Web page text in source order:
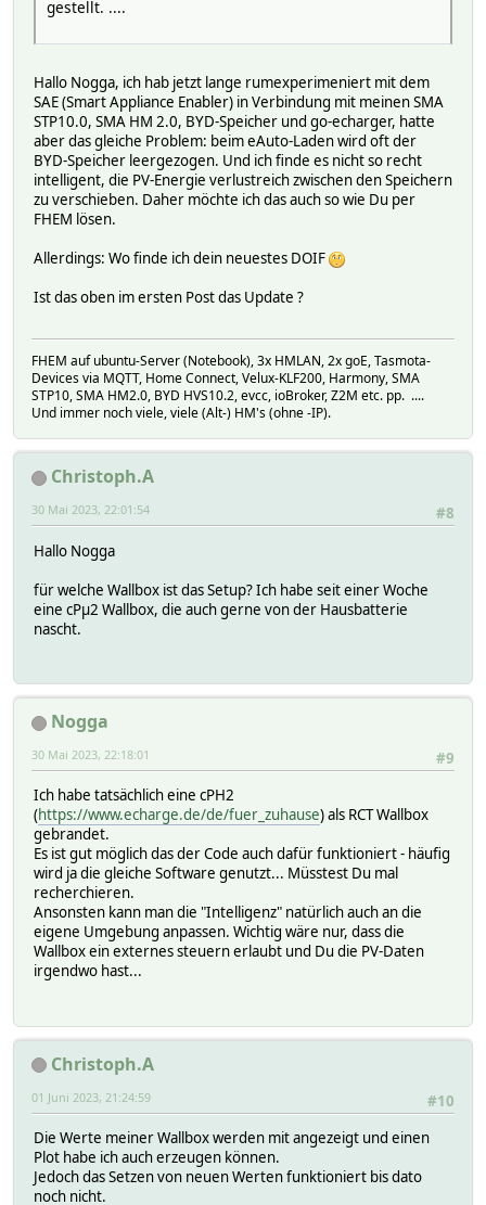
attr Doif_Wallbox_Steuerung group Auto
attr Doif_Wallbox_Steuerung room
attr Doif_Wallbox_Steuerung wait 60:30:180
attr Doif_Wallbox_Steuerung webCmd
attr Doif_Wallbox_Steuerung webCmdLabel
gestellt. ....
Hallo Nogga, ich hab jetzt lange rumexperimeniert mit dem
SAE (Smart Appliance Enabler) in Verbindung mit meinen SMA
STP10.0, SMA HM 2.0, BYD-Speicher und go-echarger, hatte
aber das gleiche Problem: beim eAuto-Laden wird oft der
BYD-Speicher leergezogen. Und ich finde es nicht so recht
intelligent, die PV-Energie verlustreich zwischen den Speichern
zu verschieben. Daher möchte ich das auch so wie Du per
FHEM lösen.
Allerdings: Wo finde ich dein neuestes DOIF
Ist das oben im ersten Post das Update ?
FHEM auf ubuntu-Server (Notebook), 3x HMLAN, 2x goE, Tasmota-
Devices via MQTT, Home Connect, Velux-KLF200, Harmony, SMA
STP10, SMA HM2.0, BYD HVS10.2, evcc, ioBroker, Z2M etc. pp. ....
Und immer noch viele, viele (Alt-) HM's (ohne -IP).
Christoph.A
#8
30 Mai 2023, 22:01:54
Hallo Nogga
für welche Wallbox ist das Setup? Ich habe seit einer Woche
eine cPμ2 Wallbox, die auch gerne von der Hausbatterie
nascht.
Nogga
#9
30 Mai 2023, 22:18:01
Ich habe tatsächlich eine cPH2
(https://www.echarge.de/de/fuer_zuhause) als RCT Wallbox
gebrandet.
Es ist gut möglich das der Code auch dafür funktioniert - häufig
wird ja die gleiche Software genutzt... Müsstest Du mal
recherchieren.
Ansonsten kann man die "Intelligenz" natürlich auch an die
eigene Umgebung anpassen. Wichtig wäre nur, dass die
Wallbox ein externes steuern erlaubt und Du die PV-Daten
irgendwo hast...
Christoph.A
#10
01 Juni 2023, 21:24:59
Die Werte meiner Wallbox werden mit angezeigt und einen
Plot habe ich auch erzeugen können.
Jedoch das Setzen von neuen Werten funktioniert bis dato
noch nicht.